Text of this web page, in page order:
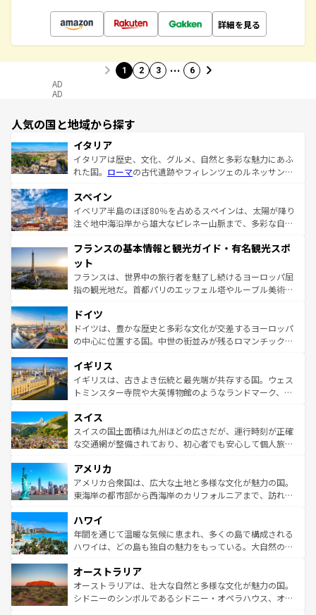
詳細を見る
1 2 3 … 6
AD
AD
人気の国と地域から探す
イタリア
イタリアは歴史、文化、グルメ、自然と多彩な魅力にあふ
れた国。 ローマの古代遺跡やフィレンツェのルネッサンス
ろん、トスカーナの美しい田園風景やアマルフィ海岸の絶
景など、自然景観も見逃せない。観光の合間には、本場の
ピザやパスタなど、絶品のイタリア料理を堪能することも
ませてくれるイタリアで、忘れられない旅をしてみよう！
なお、新着のイタリア情報は
しい。
スペイン
イベリア半島のほぼ80％を占めるスペインは、太陽が降り
注ぐ地中海沿岸から雄大なピレネー山脈まで、多彩な自然
文化が根付くこの国では、情熱的なフラメンコ、熱気あふ
れる闘牛、そして美味しいタパスが生活の一部となってい
る。首都マドリードの洗練された雰囲気や、バルセロナの
アートに溢れた街角から、地方では古代ローマ遺跡や中世
せる。地方によって風土や気候が異なるスペインはその個
性で訪れる人を魅了する。 なお、新着のスペイン情報は コ
ンテンツ一覧を参照してほしい。
フランスの基本情報と観光ガイド・有名観光スポ
ット
フランスは、世界中の旅行者を魅了し続けるヨーロッパ屈
指の観光地だ。首都パリのエッフェル塔やルーブル美術館
で、幅広い魅力が詰まっている。華麗な宮殿、歴史的な大
聖堂、美しいビーチ、そして豊かな自然が、訪れる者を心
から魅了する。また、フランスは美食の国としても知ら
いる。シャンパンの発祥地であるランス、プロヴァンスの
香り高いラベンダー畑など、多彩な楽しみ方が可能だ。さ
らに、パリ以外の地域にも魅力が溢れており、どの街角に
れる地方に足を運ぶとそれぞれで全く異なる文化を体験で
きるだろう。 なお、新着のフランス情報はコンテンツ一覧
を参照してほしい。
ドイツ
ドイツは、豊かな歴史と多彩な文化が交差するヨーロッパ
の中心に位置する国。中世の街並みが残るロマンチック街
顔を持つこの国は、どこを歩いても飽きることがない。ベ
ルリンの文化的活気、バイエルン州のアルプスの絶景、そ
してライン川沿いのワイン畑といった風景は必見。ビール
は、お酒好きな人にはぜひ体験してほしい。 なお、新着の
ドイツ情報はコンテンツ一覧を参照してほしい。
イギリス
イギリスは、古きよき伝統と最先端が共存する国。ウェス
トミンスター寺院や大英博物館のようなランドマーク、歴
リアごとに異なる魅力がある。また、優雅なアフタヌーン
ティー、ビール好きにはたまらない英国パブ、サッカー観
戦など、本場だからこそできる体験も豊富。イギリスを旅
ンツ一覧を参照してほしい。
スイス
スイスの国土面積は九州ほどの広さだが、運行時刻が正確
な交通網が整備されており、初心者でも安心して個人旅行
の建物がそのまま残る町や、スイスならではのユニークな
博物館もあり、アルプス観光だけでなく町歩きも満喫する
ことができる。国民の所得が高いため物価も高いが、旅行
ば市内交通費無料で観光を楽しむこともできる。 なお、新
着のスイス情報はコンテンツ一覧 を参照してほしい。
アメリカ
アメリカ合衆国は、広大な土地と多様な文化が魅力の国。
東海岸の都市部から西海岸のカリフォルニアまで、訪れる
のような巨大都市は、観光、ショッピング、エンターテイ
ンメントが詰まった刺激的なスポットだ。一方、アメリカ
西部には大自然が広がり、グランドキャニオンやイエロー
部のニューオーリンズでは、音楽と美食が融合した独特の
文化が魅力。旅行者はアメリカの各地域で異なる魅力を楽
しみながら、その多様性と豊かな歴史を感じることができ
ハワイ
年間を通じて温暖な気候に恵まれ、多くの島で構成される
ハワイは、どの島も独自の魅力をもっている。大自然の神
ワイ島は見逃せない。また、定番の観光地といえばオアフ
島だが、静かな自然を求めるならマウイ島やカウアイ島が
おすすめ。エメラルドグリーンに輝く海をはじめ、豊かな
オーストラリア
オーストラリアは、壮大な自然と多様な文化が魅力の国。
シドニーのシンボルであるシドニー・オペラハウス、オー